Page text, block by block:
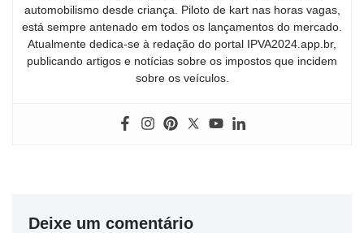
automobilismo desde criança. Piloto de kart nas horas vagas,
está sempre antenado em todos os lançamentos do mercado.
Atualmente dedica-se à redação do portal IPVA2024.app.br,
publicando artigos e notícias sobre os impostos que incidem
sobre os veículos.
Deixe um comentário